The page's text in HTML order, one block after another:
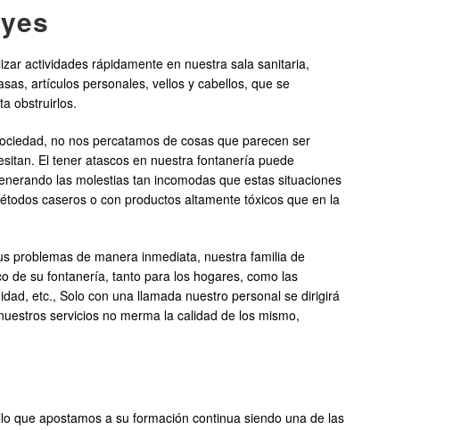
actividades rápidamente en nuestra sala sanitaria,
artículos personales, vellos y cabellos, que se
obstruirlos.
no nos percatamos de cosas que parecen ser
El tener atascos en nuestra fontanería puede
las molestias tan incomodas que estas situaciones
caseros o con productos altamente tóxicos que en la
problemas de manera inmediata, nuestra familia de
de su fontanería, tanto para los hogares, como las
etc., Solo con una llamada nuestro personal se dirigirá
servicios no merma la calidad de los mismo,
que apostamos a su formación continua siendo una de las